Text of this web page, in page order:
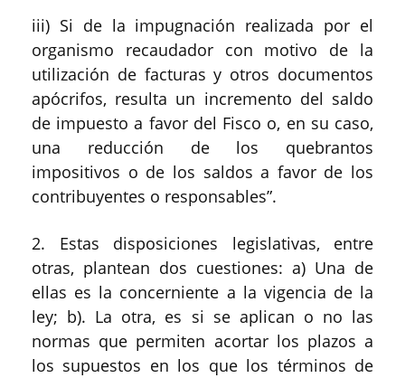
iii) Si de la impugnación realizada por el
organismo recaudador con motivo de la
utilización de facturas y otros documentos
apócrifos, resulta un incremento del saldo
de impuesto a favor del Fisco o, en su caso,
una reducción de los quebrantos
impositivos o de los saldos a favor de los
contribuyentes o responsables”.
2. Estas disposiciones legislativas, entre
otras, plantean dos cuestiones: a) Una de
ellas es la concerniente a la vigencia de la
ley; b). La otra, es si se aplican o no las
normas que permiten acortar los plazos a
los supuestos en los que los términos de